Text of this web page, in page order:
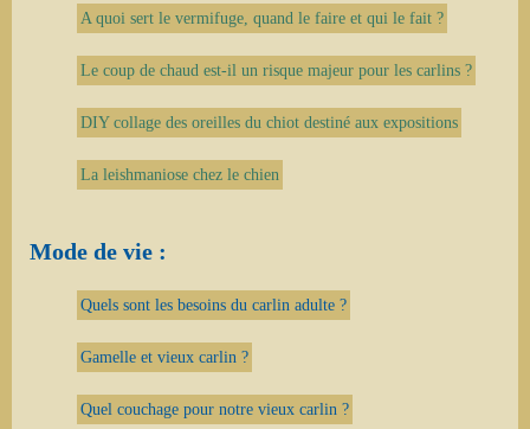
A quoi sert le vermifuge, quand le faire et qui le fait ?
Le coup de chaud est-il un risque majeur pour les carlins ?
DIY collage des oreilles du chiot destiné aux expositions
La leishmaniose chez le chien
Mode de vie :
Quels sont les besoins du carlin adulte ?
Gamelle et vieux carlin ?
Quel couchage pour notre vieux carlin ?